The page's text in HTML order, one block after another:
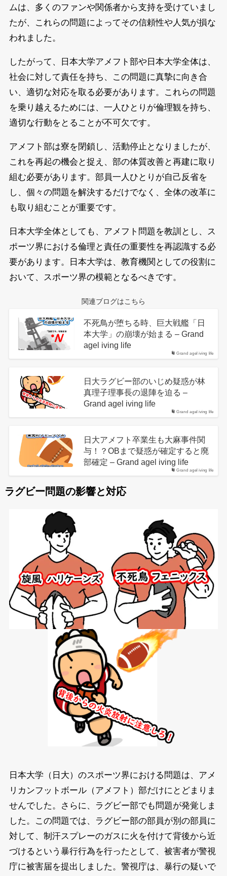
ムは、多くのファンや関係者から支持を受けていまし
たが、これらの問題によってその信頼性や人気が損な
われました。
したがって、日本大学アメフト部や日本大学全体は、
社会に対して責任を持ち、この問題に真摯に向き合
い、適切な対応を取る必要があります。これらの問題
を乗り越えるためには、一人ひとりが倫理観を持ち、
適切な行動をとることが不可欠です。
アメフト部は寮を閉鎖し、活動停止となりましたが、
これを再起の機会と捉え、部の体質改善と再建に取り
組む必要があります。部員一人ひとりが自己反省を
し、個々の問題を解決するだけでなく、全体の改革に
も取り組むことが重要です。
日本大学全体としても、アメフト問題を教訓とし、ス
ポーツ界における倫理と責任の重要性を再認識する必
要があります。日本大学は、教育機関としての役割に
おいて、スポーツ界の模範となるべきです。
関連ブログはこちら
Grand agel iving life
不死鳥が堕ちる時、巨大戦艦「日
本大学」の崩壊が始まる – Grand
agel iving life
Grand agel iving life
日大ラグビー部のいじめ疑惑が林
真理子理事長の退陣を迫る –
Grand agel iving life
Grand agel iving life
日大アメフト卒業生も大麻事件関
与！？OBまで疑惑が確定すると廃
部確定 – Grand agel iving life
ラグビー問題の影響と対応
日本大学（日大）のスポーツ界における問題は、アメ
リカンフットボール（アメフト）部だけにとどまりま
せんでした。さらに、ラグビー部でも問題が発覚しま
した。この問題では、ラグビー部の部員が別の部員に
対して、制汗スプレーのガスに火を付けて背後から近
づけるという暴行行為を行ったとして、被害者が警視
庁に被害届を提出しました。警視庁は、暴行の疑いで